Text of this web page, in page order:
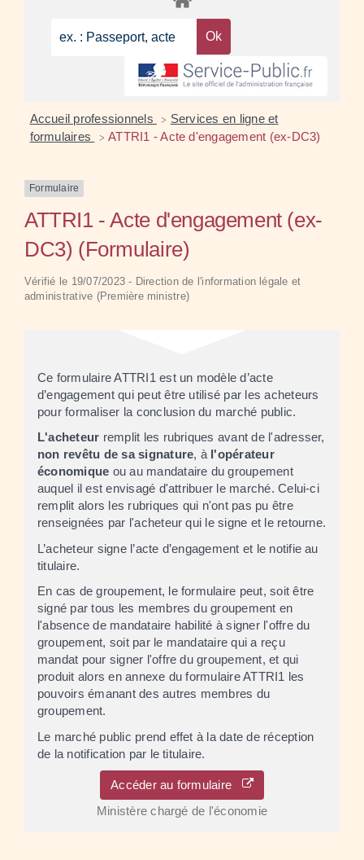
Accueil professionnels > Services en ligne et
formulaires
> ATTRI1 - Acte d'engagement (ex-DC3)
Formulaire
ATTRI1 - Acte d'engagement (ex-
DC3) (Formulaire)
Vérifié le 19/07/2023 - Direction de l'information légale et
administrative (Première ministre)
Ce formulaire ATTRI1 est un modèle d’acte
d’engagement qui peut être utilisé par les acheteurs
pour formaliser la conclusion du marché public.
L'acheteur remplit les rubriques avant de l'adresser,
non revêtu de sa signature, à l'opérateur
économique ou au mandataire du groupement
auquel il est envisagé d'attribuer le marché. Celui-ci
remplit alors les rubriques qui n'ont pas pu être
renseignées par l'acheteur qui le signe et le retourne.
L’acheteur signe l’acte d’engagement et le notifie au
titulaire.
En cas de groupement, le formulaire peut, soit être
signé par tous les membres du groupement en
l'absence de mandataire habilité à signer l'offre du
groupement, soit par le mandataire qui a reçu
mandat pour signer l'offre du groupement, et qui
produit alors en annexe du formulaire ATTRI1 les
pouvoirs émanant des autres membres du
groupement.
Le marché public prend effet à la date de réception
de la notification par le titulaire.
Accéder au formulaire
Ministère chargé de l'économie